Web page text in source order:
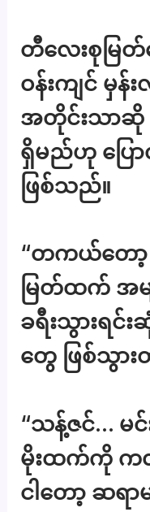
တီလေးစုမြ
ဝန်းကျင် မှန်
အတိုင်းသာဆို
ရှိမည်ဟု ပြေ
ဖြစ်သည်။
“တကယ်တော့
မြတ်ထက် အမ
ခရီးသွားရင်း
တွေ ဖြစ်သွား
“သန့်ဇင်… မ
မိုးထက်ကို ကလိ
ငါတော့ ဆရ